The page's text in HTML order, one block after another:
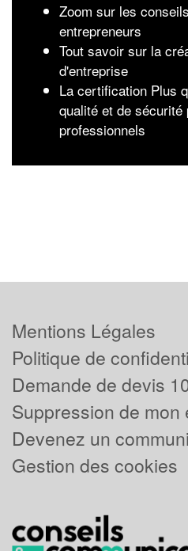
Zoom sur les
entrepreneurs
Tout savoir sur la
d'entreprise
La certification Plus
qualité et de sécurité
professionnels
Mentions Légales
Politique de
Demande de devis
Suppression de mon
Devenez un
Gestion des cookies